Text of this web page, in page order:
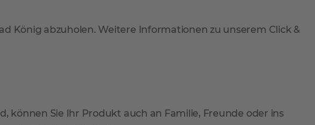
König abzuholen. Weitere Informationen zu unserem Click &
können Sie Ihr Produkt auch an Familie, Freunde oder ins